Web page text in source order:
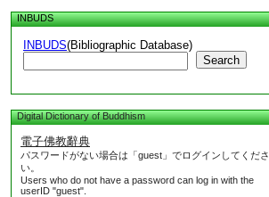
INBUDS
INBUDS(Bibliographic Database)
Search
Digital Dictionary of Buddhism
電子佛教辭典
パスワードがない場合は「guest」でログインしてくださ
い。
Users who do not have a password can log in with the
userID "guest".